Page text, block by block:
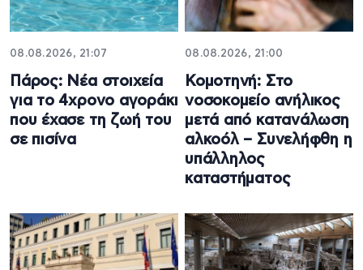
08.08.2026, 21:07
Πάρος: Νέα στοιχεία
για το 4χρονο αγοράκι
που έχασε τη ζωή του
σε πισίνα
08.08.2026, 21:00
Κομοτηνή: Στο
νοσοκομείο ανήλικος
μετά από κατανάλωση
αλκοόλ – Συνελήφθη η
υπάλληλος
καταστήματος